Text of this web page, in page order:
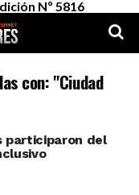
Nº 5816
con: "Ciudad
participaron del